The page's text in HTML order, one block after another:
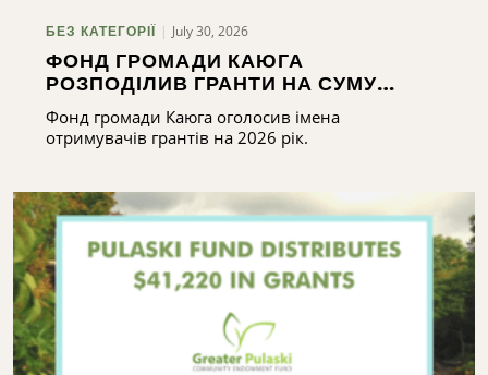
БЕЗ КАТЕГОРІЇ July 30, 2026
ФОНД ГРОМАДИ КАЮГА
РОЗПОДІЛИВ ГРАНТИ НА СУМУ
ПОНАД 165 000 ДОЛАРІВ
Фонд громади Каюга оголосив імена
отримувачів грантів на 2026 рік.